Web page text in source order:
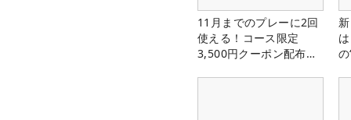
11月までのプレーに2回
使える！コース限定
3,500円クーポン配布